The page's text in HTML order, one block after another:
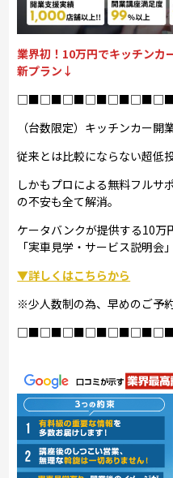
業界初！10万円でキッチンカ
新プラン↓
（台数限定）キッチンカー開
従来とは比較にならない超低
しかもプロによる無料フルサ
の不安も全て解消。
ケータバンクが提供する10万
「実車見学・サービス説明会
▼詳しくはこちらから
※少人数制の為、早めのご予